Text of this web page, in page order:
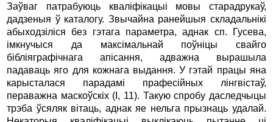
Заўваг патрабуюць кваліфікацыі мовы старадрукаў,
дадзеныя ў каталогу. Звычайна ранейшыя складальнікі
абыходзіліся без гэтага параметра, аднак сп. Гусева,
імкнучыся да мак­сімальнай поўніцы свайго
бібліяграфічнага апісання, адважна вырашыла
падаваць яго для кожнага выдання. У гэтай працы яна
карысталася парадамі прафесійных лінгвістаў,
пераважна маскоўскіх (I, 11). Такую спробу даследчыцы
трэба ўсяляк вітаць, аднак яе нельга прызнаць удалай.